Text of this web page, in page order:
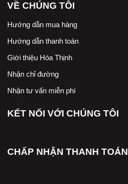
VỀ CHÚNG TÔI
Hướng dẫn mua hàng
Hướng dẫn thanh toán
Giới thiệu Hòa Thịnh
Nhận chỉ đường
Nhận tư vấn miễn phí
KẾT NỐI VỚI CHÚNG TÔI
CHẤP NHẬN THANH TOÁN